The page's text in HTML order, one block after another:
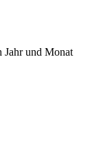
Jahr und Monat